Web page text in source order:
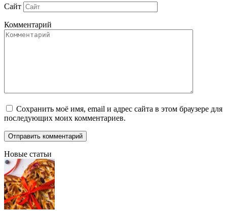
Сайт
Комментарий
Сохранить моё имя, email и адрес сайта в этом браузере для
последующих моих комментариев.
Новые статьи